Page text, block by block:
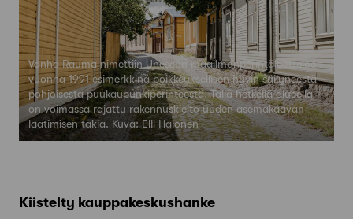
Vanha Rauma nimettiin Unescon maailmanperintöluetteloon
vuonna 1991 esimerkkinä poikkeuksellisen hyvin säilyneestä
pohjoisesta puukaupunkiperinteestä. Tällä hetkellä alueella
on voimassa rajattu rakennuskielto uuden asemakaavan
laatimisen takia. Kuva: Elli Halonen
Kiistelty kauppakeskushanke